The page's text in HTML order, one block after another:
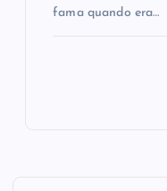
fama quando era…